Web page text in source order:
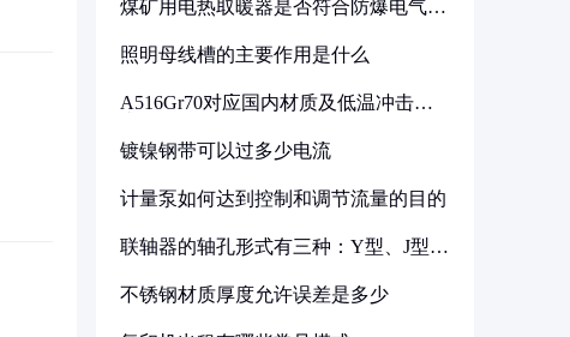
煤矿用电热取暖器是否符合防爆电气设
照明母线槽的主要作用是什么
A516Gr70对应国内材质及低温冲击要
镀镍钢带可以过多少电流
计量泵如何达到控制和调节流量的目的
联轴器的轴孔形式有三种：Y型、J型、
不锈钢材质厚度允许误差是多少